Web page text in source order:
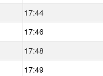
17:44
17:46
17:48
17:49